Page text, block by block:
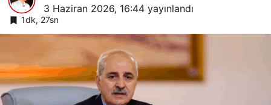
3 Haziran 2026, 16:44 yayınlandı
1dk, 27sn